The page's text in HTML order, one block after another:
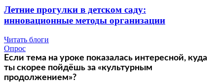
Летние прогулки в детском саду:
инновационные методы организации
Читать блоги
Опрос
Если тема на уроке показалась интересной, куда
ты скорее пойдёшь за «культурным
продолжением»?